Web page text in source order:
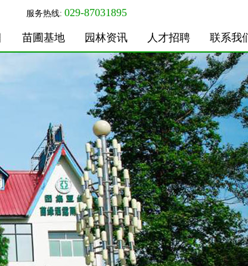
服务热线: 029-87031895
苗圃基地 园林资讯 人才招聘 联系我